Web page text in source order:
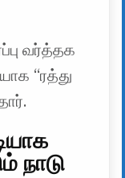
வர்த்தக
“ரத்து
நாடு